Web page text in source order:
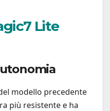
Lite
modello precedente
più resistente e ha